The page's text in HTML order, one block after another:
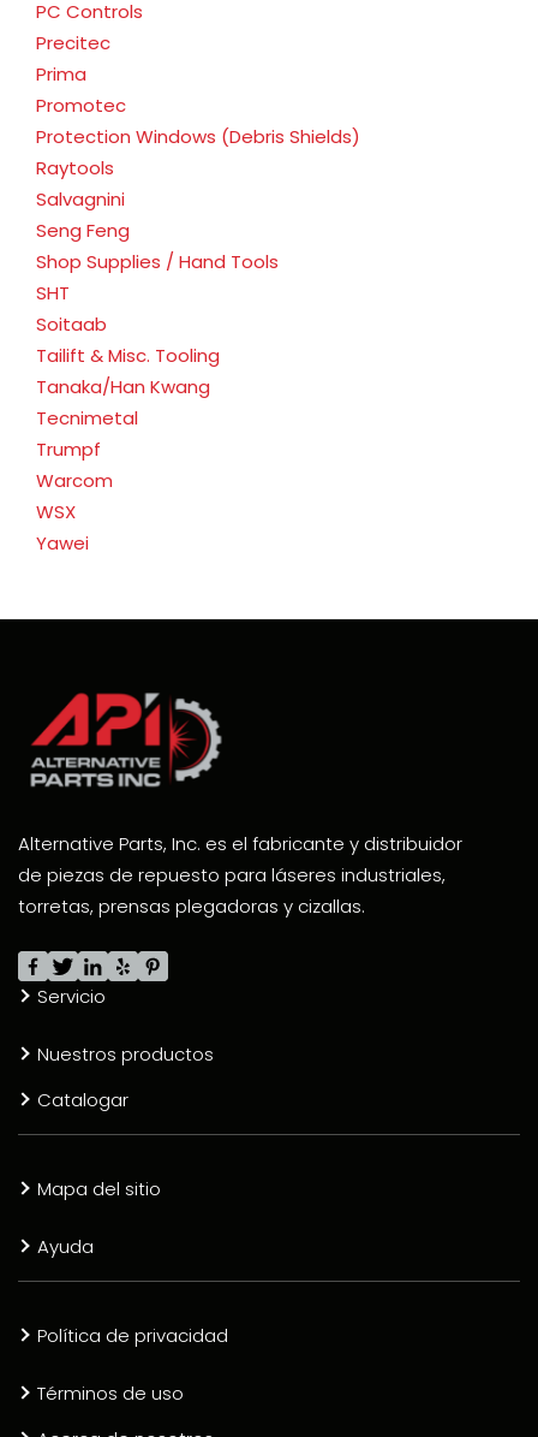
PC Controls
Precitec
Prima
Promotec
Protection Windows (Debris Shields)
Raytools
Salvagnini
Seng Feng
Shop Supplies / Hand Tools
SHT
Soitaab
Tailift & Misc. Tooling
Tanaka/Han Kwang
Tecnimetal
Trumpf
Warcom
WSX
Yawei
Alternative Parts, Inc. es el fabricante y distribuidor
de piezas de repuesto para láseres industriales,
torretas, prensas plegadoras y cizallas.
Servicio
Nuestros productos
Catalogar
Mapa del sitio
Ayuda
Política de privacidad
Términos de uso